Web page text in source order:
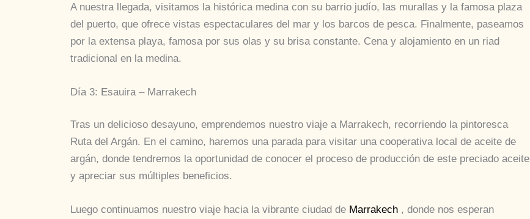
A nuestra llegada, visitamos la histórica medina con su barrio judío, las murallas y la famosa plaza
del puerto, que ofrece vistas espectaculares del mar y los barcos de pesca. Finalmente, paseamos
por la extensa playa, famosa por sus olas y su brisa constante. Cena y alojamiento en un riad
tradicional en la medina.
Día 3: Esauira – Marrakech
Tras un delicioso desayuno, emprendemos nuestro viaje a Marrakech, recorriendo la pintoresca
Ruta del Argán. En el camino, haremos una parada para visitar una cooperativa local de aceite de
argán, donde tendremos la oportunidad de conocer el proceso de producción de este preciado aceite
y apreciar sus múltiples beneficios.
Luego continuamos nuestro viaje hacia la vibrante ciudad de Marrakech, donde nos esperan